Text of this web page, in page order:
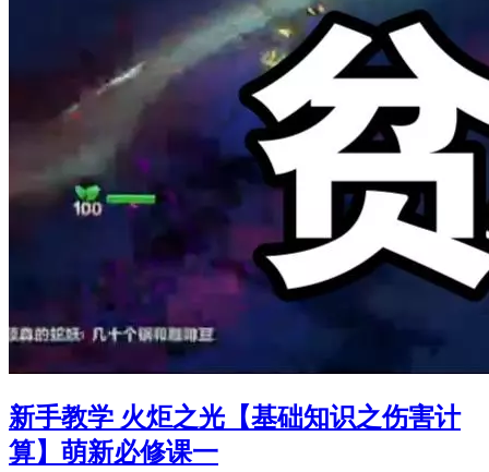
新手教学 火炬之光【基础知识之伤害计
算】萌新必修课一